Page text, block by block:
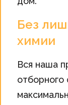
Без
химии
Вся наша
отборного